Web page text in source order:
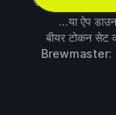
...या ऐप
बीयर टोकन सेट
Brewmaster: